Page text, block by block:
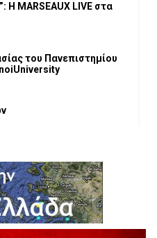
Η MARSEAUX LIVE στα
του Πανεπιστημίου
της οδού Περιβόλι –